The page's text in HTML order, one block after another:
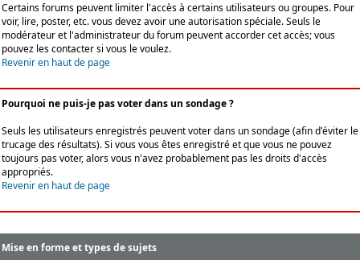
Certains forums peuvent limiter l'accès à certains utilisateurs ou groupes. Pour
voir, lire, poster, etc. vous devez avoir une autorisation spéciale. Seuls le
modérateur et l'administrateur du forum peuvent accorder cet accès; vous
pouvez les contacter si vous le voulez.
Revenir en haut de page
Pourquoi ne puis-je pas voter dans un sondage ?
Seuls les utilisateurs enregistrés peuvent voter dans un sondage (afin d'éviter le
trucage des résultats). Si vous vous êtes enregistré et que vous ne pouvez
toujours pas voter, alors vous n'avez probablement pas les droits d'accès
appropriés.
Revenir en haut de page
Mise en forme et types de sujets